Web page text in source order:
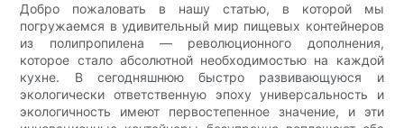
Добро пожаловать в нашу статью, в которой мы
погружаемся в удивительный мир пищевых контейнеров
из полипропилена — революционного дополнения,
которое стало абсолютной необходимостью на каждой
кухне. В сегодняшнюю быстро развивающуюся и
экологически ответственную эпоху универсальность и
экологичность имеют первостепенное значение, и эти